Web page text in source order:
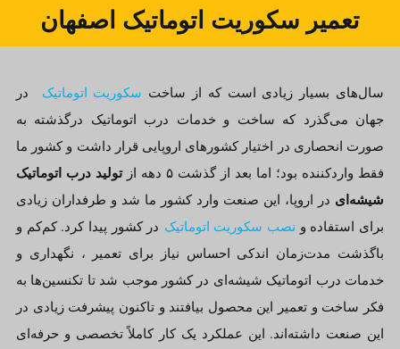
تعمیر سکوریت اتوماتیک اصفهان
سال‌های بسیار زیادی است که از ساخت سکوریت اتوماتیک
در
جهان می‌گذرد که ساخت و خدمات درب اتوماتیک درگذشته به
صورت انحصاری در اختیار کشورهای اروپایی قرار داشت و کشور ما
فقط واردکننده بود؛ اما بعد از گذشت ۵ دهه از
تولید درب اتوماتیک
شیشه‌ای در اروپا، این صنعت وارد کشور ما شد و طرفداران زیادی
برای استفاده و نصب سکوریت اتوماتیک در کشور پیدا کرد. کم‌کم و
باگذشت مدت‌زمان اندکی احساس نیاز برای تعمیر ، نگهداری و
خدمات درب اتوماتیک شیشه‌ای در کشور موجب شد تا تکنسین‌ها به
فکر ساخت و تعمیر این محصول بیافتند و تاکنون پیشرفت زیادی در
این صنعت داشته‌اند. این عملکرد یک کار کاملاً تخصصی و حرفه‌ای